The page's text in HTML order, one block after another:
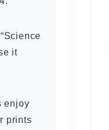
it
enjoy
prints